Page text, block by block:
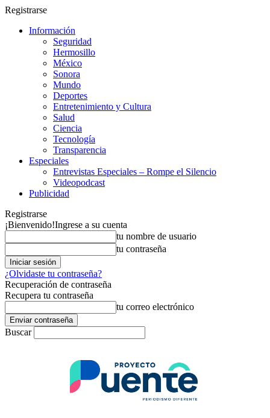
Registrarse
Información
Seguridad
Hermosillo
México
Sonora
Mundo
Deportes
Entretenimiento y Cultura
Salud
Ciencia
Tecnología
Transparencia
Especiales
Entrevistas Especiales – Rompe el Silencio
Videopodcast
Publicidad
Registrarse
¡Bienvenido!Ingrese a su cuenta
tu nombre de usuario
tu contraseña
¿Olvidaste tu contraseña?
Recuperación de contraseña
Recupera tu contraseña
tu correo electrónico
Buscar